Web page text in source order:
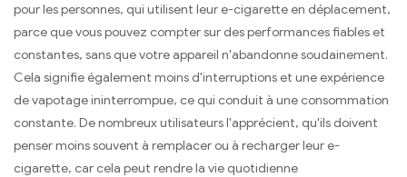
pour les personnes, qui utilisent leur e-cigarette en déplacement,
parce que vous pouvez compter sur des performances fiables et
constantes, sans que votre appareil n'abandonne soudainement.
Cela signifie également moins d'interruptions et une expérience
de vapotage ininterrompue, ce qui conduit à une consommation
constante. De nombreux utilisateurs l'apprécient, qu'ils doivent
penser moins souvent à remplacer ou à recharger leur e-
cigarette, car cela peut rendre la vie quotidienne